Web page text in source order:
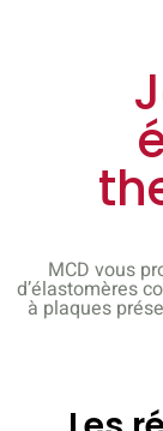
MCD vous
d’élastomères
à plaques